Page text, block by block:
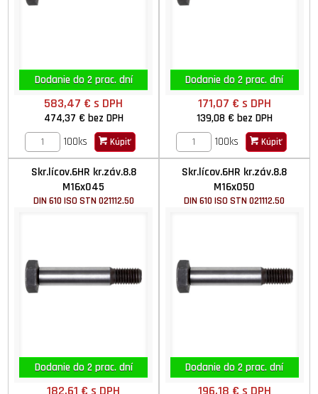
Dodanie do 2 prac. dní
583,47 €s DPH
474,37 € bez DPH
100ks
Kúpiť
Dodanie do 2 prac. dní
171,07 € s DPH
139,08 € bez DPH
100ks
Kúpiť
Skr.lícov.6HR kr.záv.8.8
M16x045
DIN 610 ISO STN 021112.50
Dodanie do 2 prac. dní
Skr.lícov.6HR kr.záv.8.8
M16x050
DIN 610 ISO STN 021112.50
Dodanie do 2 prac. dní